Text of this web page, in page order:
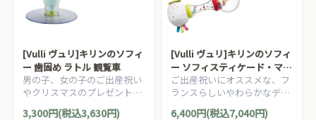
[Vulli ヴュリ]キリンのソフィ
ー 歯固め ラトル 観覧車
男の子、女の子のご出産祝い
やクリスマスのプレゼント、
1歳の誕生日プレゼントにオ
3,300円(税込3,630円)
[Vulli ヴュリ]キリンのソフィ
ー ソフィスティケード・マラ
カスラトルセット
ご出産祝いにオススメな、フ
ランスらしいやわらかなデザ
インのしっかりとしたキリン
6,400円(税込7,040円)